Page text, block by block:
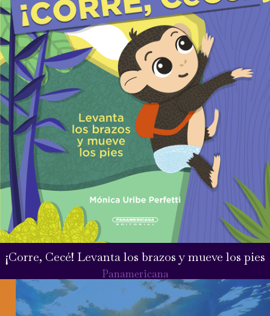
¡Corre, Cecé! Levanta los brazos y mueve los pies
Panamericana